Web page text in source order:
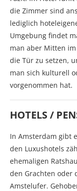
die Zimmer sind
lediglich
Umgebung findet
man aber Mitten
die Tür zu setzen,
man sich kulturell
vorgenommen hat.
HOTELS /
In Amsterdam gibt
den Luxushotels
ehemaligen
den Grachten oder
Amstelufer.